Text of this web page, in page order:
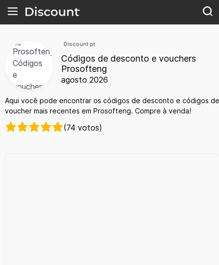
Discount.pt
Códigos de desconto e vouchers
Prosofteng
agosto 2026
Aqui você pode encontrar os códigos de desconto e códigos de
voucher mais recentes em Prosofteng. Compre à venda!
(74 votos)